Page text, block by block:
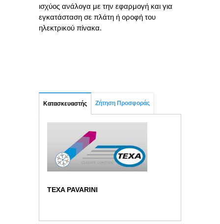
ισχύος ανάλογα με την εφαρμογή και για
εγκατάσταση σε πλάτη ή οροφή του
ηλεκτρικού πίνακα.
Κατασκευαστής Ζήτηση Προσφοράς
TEXA PAVARINI